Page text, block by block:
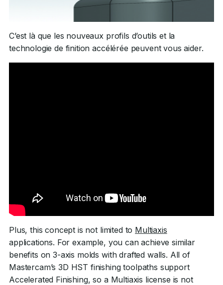
C’est là que les nouveaux profils d’outils et la
technologie de finition accélérée peuvent vous aider.
Plus, this concept is not limited to Multiaxis
applications. For example, you can achieve similar
benefits on 3-axis molds with drafted walls. All of
Mastercam’s 3D HST finishing toolpaths support
Accelerated Finishing, so a Multiaxis license is not